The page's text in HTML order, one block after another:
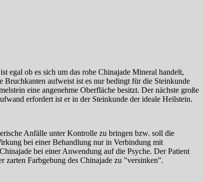
egal ob es sich um das rohe Chinajade Mineral handelt,
Bruchkanten aufweist ist es nur bedingt für die Steinkunde
eine angenehme Oberfläche besitzt. Der nächste große
erfordert ist er in der Steinkunde der ideale Heilstein.
Anfälle unter Kontrolle zu bringen bzw. soll die
bei einer Behandlung nur in Verbindung mit
bei einer Anwendung auf die Psyche. Der Patient
zarten Farbgebung des Chinajade zu "versinken".